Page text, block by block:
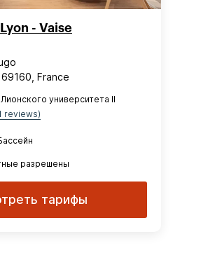
- Vaise
69160, France
университета II
reviews)
разрешены
тарифы